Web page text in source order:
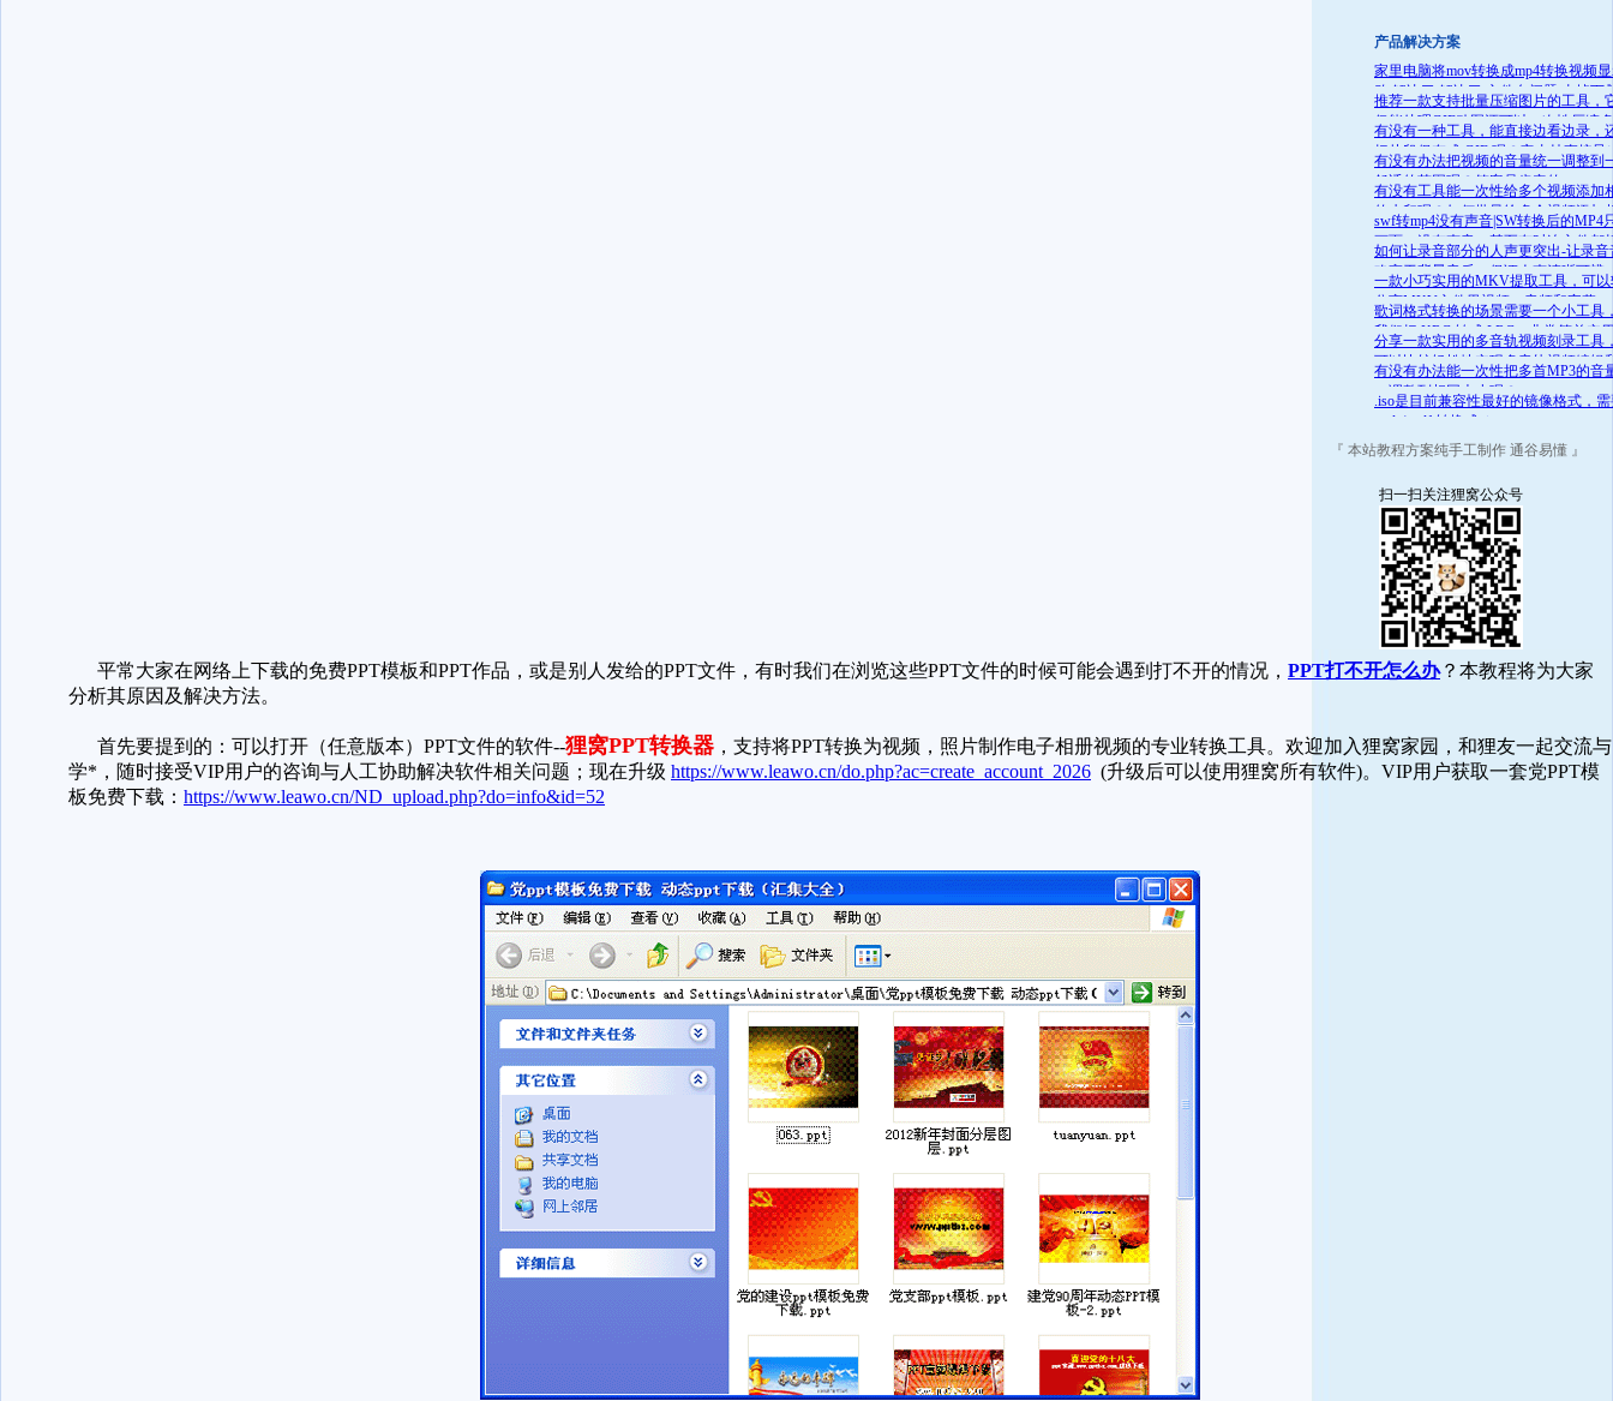
产品解决方案
家里电脑将mov转换成mp4转换视频
败 解决了:解决了 文件名问题 去掉下
就可
推荐一款支持批量压缩图片的工具，
仅能处理GIF动图还可以一次性压缩
件
有没有一种工具，能直接边看边录，
把片段保存成 GIF 呢？它支持直接导
GIF 格式，
有没有办法把视频的音量统一调整到
舒适的范围呢？答案是肯定的
有没有工具能一次性给多个视频添加
的水印呢？如何批量给多个视频添加
的水印
swf转mp4没有声音|SW转换后的MP4
画面，没有声音，甚至有时连文件都
开
如何让录音部分的人声更突出-让录音
略高于背景音乐，保证人声清晰可辨
一款小巧实用的MKV提取工具，可
分离MKV文件里视频、音频和字幕
歌词格式转换的场景需要一个小工具
我们把 KRC 转成 LRC，非常简单实
分享一款实用的多音轨视频刻录工具
可以比较轻松地实现多音轨视频编辑
录
有没有办法能一次性把多首MP3的音
一调整到相同大小呢？
.iso是目前兼容性最好的镜像格式，
.mds/.mdf 转换成 .iso
『 本站教程方案纯手工制作 通谷易懂 』
扫一扫关注狸窝公众号
平常大家在网络上下载的免费PPT模板和PPT作品，或是别人发给的PPT文件，有时我们在浏览这些PPT文件的时候可能会遇到打不开的情况， PPT打不开怎么办？本教程将为大家
分析其原因及解决方法。
首先要提到的：可以打开（任意版本）PPT文件的软件--狸窝PPT转换器 ，支持将PPT转换为视频，照片制作电子相册视频的专业转换工具。欢迎加入狸窝家园，和狸友一起交流与
学*，随时接受VIP用户的咨询与人工协助解决软件相关问题；现在升级 https://www.leawo.cn/do.php?ac=create_account_2026 (升级后可以使用狸窝所有软件)。VIP用户获取一套党PPT模
板免费下载： https://www.leawo.cn/ND_upload.php?do=info&id=52